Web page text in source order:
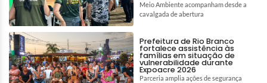
Meio Ambiente acompanham desde a
cavalgada de abertura
Prefeitura de Rio Branco
fortalece assistência às
famílias em situação de
vulnerabilidade durante
Expoacre 2026
Parceria amplia ações de segurança